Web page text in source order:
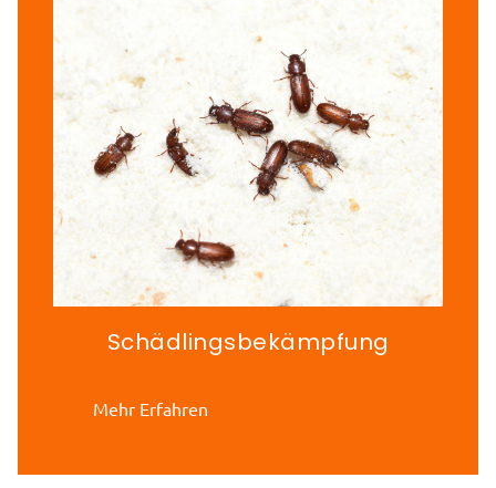
Schädlingsbekämpfung
Mehr Erfahren